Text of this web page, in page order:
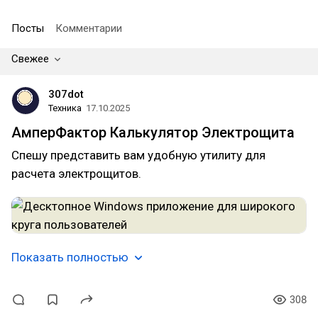
Посты Комментарии
Свежее
307dot
Техника 17.10.2025
АмперФактор Калькулятор Электрощита
Спешу представить вам удобную утилиту для
расчета электрощитов.
Показать полностью
308